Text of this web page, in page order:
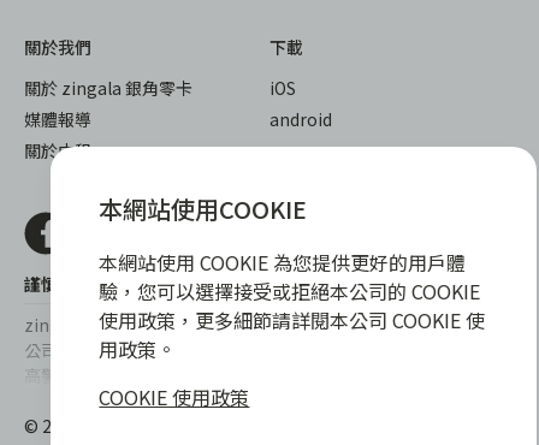
關於我們
關於 zingala 銀角零卡
媒體報導
關於中租
下載
iOS
android
謹慎衡量自身財務狀況，理性理財最安心
zingala銀角零卡/仲信資融沒有代辦公司及代辦業務，也未與代辦
公司合作，更不會要求您提供實體銀行提款卡或實體信用卡，請提
高警覺，勿受騙上當！
提醒您，消費前請審慎評估財務狀況，理性理財最安心。總費用年
百分率區間為0%~15.9%，實際費用率，仍以各合作商家提供之商
© 2022 仲信資融股份有限公司 Chailease Consumer Finance
本網站使用COOKIE
本網站使用 COOKIE 為您提供更好的用戶體
驗，您可以選擇接受或拒絕本公司的 COOKIE
使用政策，更多細節請詳閱本公司 COOKIE 使
用政策。
COOKIE 使用政策